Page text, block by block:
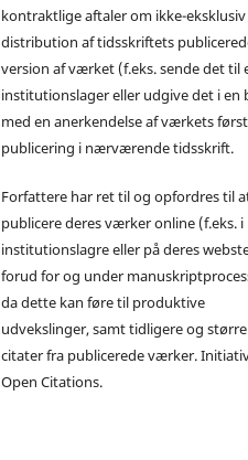
kontraktlige aftaler om ikke-eksklusiv
distribution af tidsskriftets
version af værket (f.eks. sende det til
institutionslager eller udgive det i en
med en anerkendelse af værkets
publicering i nærværende tidsskrift.
Forfattere har ret til og opfordres til
publicere deres værker online (f.eks. i
institutionslagre eller på deres
forud for og under
da dette kan føre til produktive
udvekslinger, samt tidligere og større
citater fra publicerede værker.
Open Citations.